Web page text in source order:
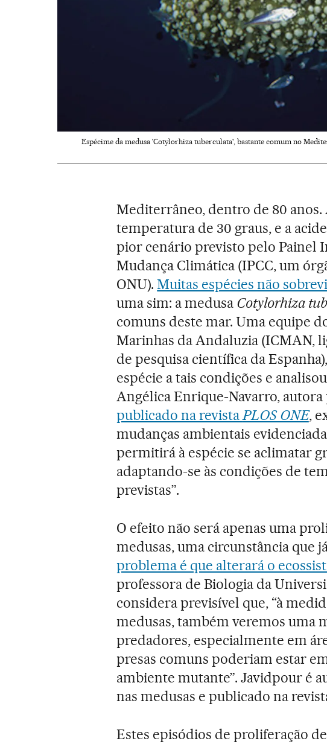
Espécime da medusa 'Cotylorhiza tuberculata', bastante comum no
Mediterrâneo, dentro de 80 anos.
temperatura de 30 graus, e a
pior cenário previsto pelo Painel
Mudança Climática (IPCC, um
ONU).Muitas espécies não
uma sim: a medusa Cotylorhiza
comuns deste mar. Uma equipe
Marinhas da Andaluzia (ICMAN,
de pesquisa científica da
espécie a tais condições e
Angélica Enrique-Navarro,
publicado na revistaPLOS ONE,
mudanças ambientais
permitirá à espécie se aclimatar
adaptando-se às condições de
previstas”.
O efeito não será apenas uma
medusas, uma circunstância que
problema é que alterará o
professora de Biologia da
considera previsível que, “à
medusas, também veremos uma
predadores, especialmente em
presas comuns poderiam estar
ambiente mutante”. Javidpour é
nas medusas e publicado na
Estes episódios de proliferação